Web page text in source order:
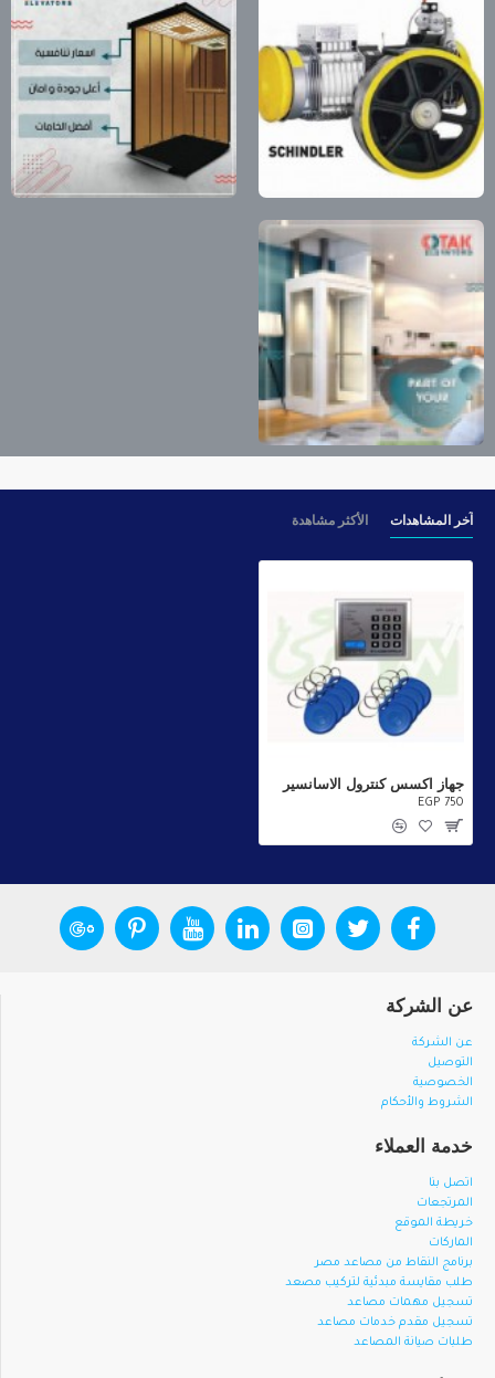
آخر المشاهدات الأكثر مشاهدة
جهاز اكسس كنترول الاسانسير
EGP 750
عن الشركة
عن الشركة
التوصيل
الخصوصية
الشروط والأحكام
خدمة العملاء
اتصل بنا
المرتجعات
خريطة الموقع
الماركات
برنامج النقاط من مصاعد مصر
طلب مقايسة مبدئية لتركيب مصعد
تسجيل مهمات مصاعد
تسجيل مقدم خدمات مصاعد
طلبات صيانة المصاعد